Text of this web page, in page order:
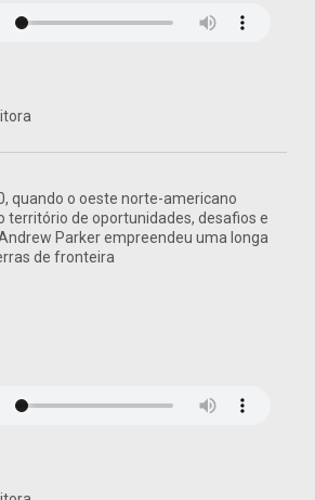
quando o oeste norte-americano
território de oportunidades, desafios e
Parker empreendeu uma longa
de fronteira